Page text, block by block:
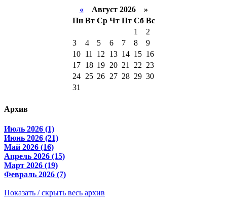
«Август 2026 »
Пн Вт Ср Чт Пт Сб Вс
1
2
3
4 5 6 7 8
9
10
11 12 13 14 15 16
17
18 19 20 21 22 23
24 25 26 27 28 29 30
31
Архив
Июль 2026 (1)
Июнь 2026 (21)
Май 2026 (16)
Апрель 2026 (15)
Март 2026 (19)
Февраль 2026 (7)
Показать / скрыть весь архив